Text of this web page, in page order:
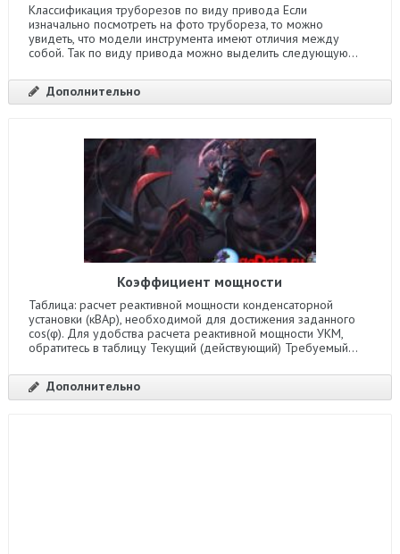
Классификация труборезов по виду привода Если
изначально посмотреть на фото трубореза, то можно
увидеть, что модели инструмента имеют отличия между
собой. Так по виду привода можно выделить следующую...
Дополнительно
Коэффициент мощности
Таблица: расчет реактивной мощности конденсаторной
установки (кВАр), необходимой для достижения заданного
cos(φ). Для удобства расчета реактивной мощности УКМ,
обратитесь в таблицу Текущий (действующий) Требуемый...
Дополнительно